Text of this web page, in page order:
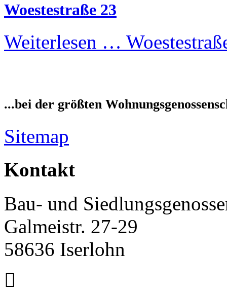
Woestestraße 23
Weiterlesen …
...bei der größten
Sitemap
Kontakt
Bau- und
Galmeistr. 27-29
58636 Iserlohn